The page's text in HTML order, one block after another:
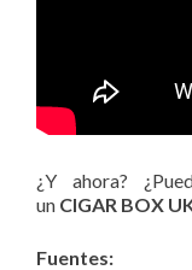
¿Y ahora?
un CIGAR BOX
Fuentes: